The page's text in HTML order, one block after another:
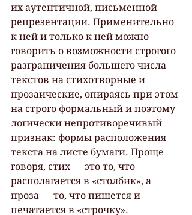
их аутентичной, письменной
репрезентации. Применительно
к ней и только к ней можно
говорить о возможности строгого
разграничения большего числа
текстов на стихотворные и
прозаические, опираясь при этом
на строго формальный и поэтому
логически непротиворечивый
признак: формы расположения
текста на листе бумаги. Проще
говоря, стих — это то, что
располагается в «столбик», а
проза — то, что пишется и
печатается в «строчку».